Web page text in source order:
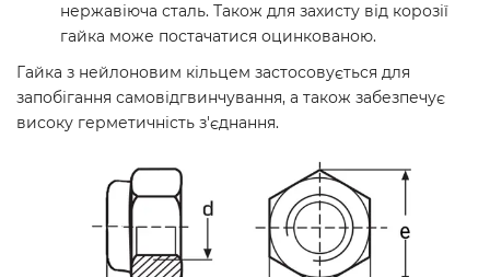
нержавіюча сталь. Також для захисту від корозії
гайка може постачатися оцинкованою.
Гайка з нейлоновим кільцем застосовується для
запобігання самовідгвинчування, а також забезпечує
високу герметичність з'єднання.